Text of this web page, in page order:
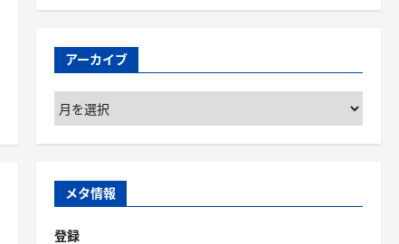
アーカイブ
ア
ー
カ
ブ
メタ情報
登録